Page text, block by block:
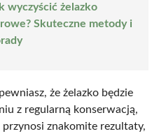
wyczyścić żelazko
Skuteczne metody i
że żelazko będzie
z regularną konserwacją,
znakomite rezultaty,